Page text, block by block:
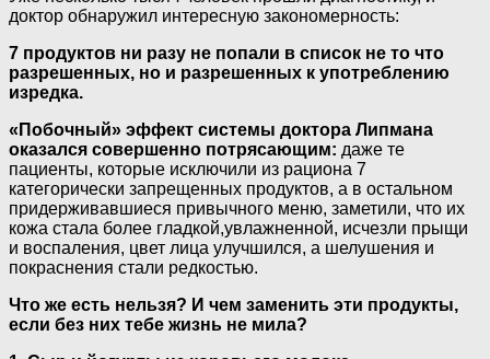
доктор обнаружил интересную закономерность:
7 продуктов ни разу не попали в список не то что
разрешенных, но и разрешенных к употреблению
изредка.
«Побочный» эффект системы доктора Липмана
оказался совершенно потрясающим: даже те
пациенты, которые исключили из рациона 7
категорически запрещенных продуктов, а в остальном
придерживавшиеся привычного меню, заметили, что их
кожа стала более гладкой,увлажненной, исчезли прыщи
и воспаления, цвет лица улучшился, а шелушения и
покраснения стали редкостью.
Что же есть нельзя? И чем заменить эти продукты,
если без них тебе жизнь не мила?